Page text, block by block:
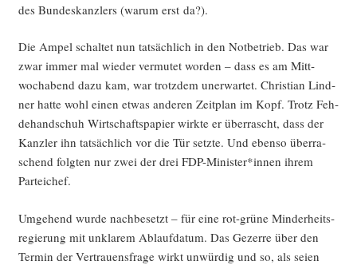
des Bun­des­kanz­lers (war­um erst da?).
Die Ampel schal­tet nun tat­säch­lich in den Not­be­trieb. Das war
zwar immer mal wie­der ver­mu­tet wor­den – dass es am Mitt­
woch­abend dazu kam, war trotz­dem uner­war­tet. Chris­ti­an Lind­
ner hat­te wohl einen etwas ande­ren Zeit­plan im Kopf. Trotz Feh­
de­hand­schuh Wirt­schafts­pa­pier wirk­te er über­rascht, dass der
Kanz­ler ihn tat­säch­lich vor die Tür setz­te. Und eben­so über­ra­
schend folg­ten nur zwei der drei FDP-Minister*innen ihrem
Parteichef.
Umge­hend wur­de nach­be­setzt – für eine rot-grü­ne Min­der­heits­
re­gie­rung mit unkla­rem Ablauf­da­tum. Das Gezer­re über den
Ter­min der Ver­trau­ens­fra­ge wirkt unwür­dig und so, als sei­en